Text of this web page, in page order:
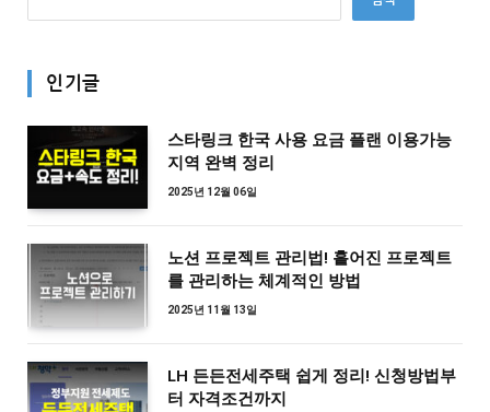
인기글
스타링크 한국 사용 요금 플랜 이용가능
지역 완벽 정리
2025년 12월 06일
노션 프로젝트 관리법! 흩어진 프로젝트
를 관리하는 체계적인 방법
2025년 11월 13일
LH 든든전세주택 쉽게 정리! 신청방법부
터 자격조건까지